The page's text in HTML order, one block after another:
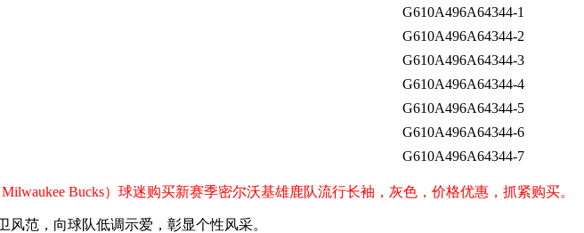
G610A496A64344-1
G610A496A64344-2
G610A496A64344-3
G610A496A64344-4
G610A496A64344-5
G610A496A64344-6
G610A496A64344-7
Bucks）球迷购买新赛季密尔沃基雄鹿队流行长袖，灰色，价格优惠，抓紧购买。
范，向球队低调示爱，彰显个性风采。